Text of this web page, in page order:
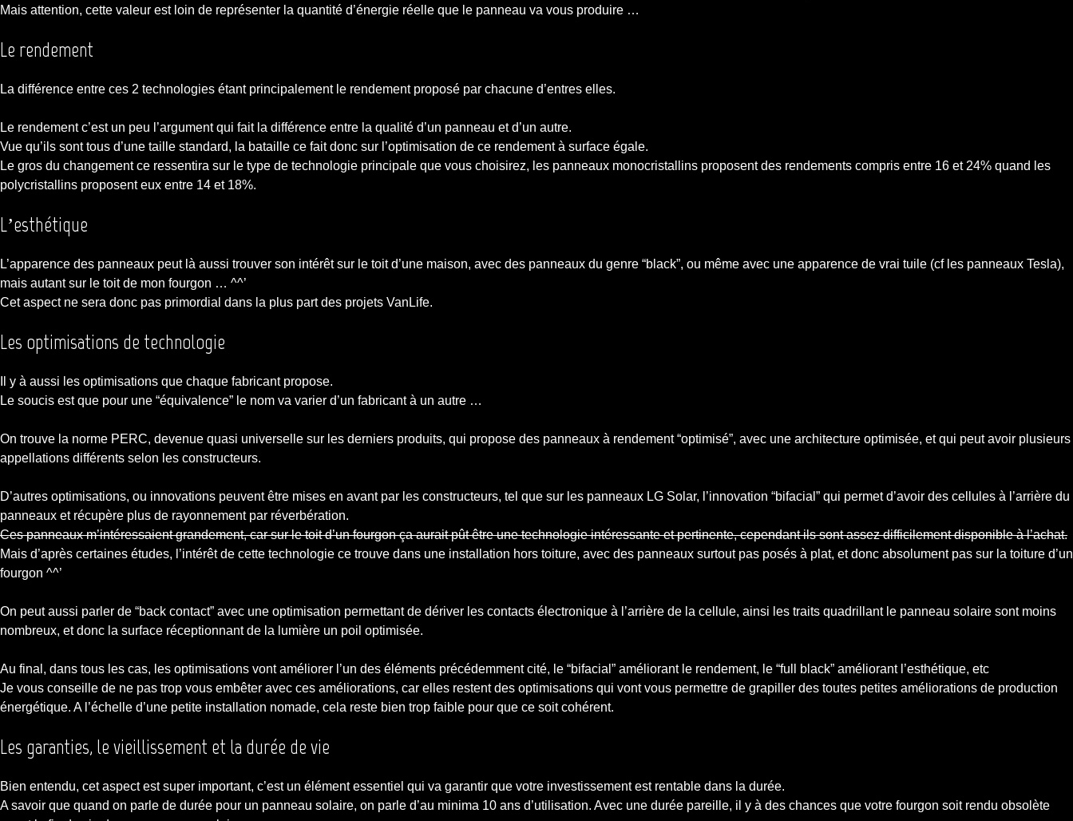
Mais attention, cette valeur est loin de représenter la quantité d’énergie réelle que le panneau va vous produire …
Le rendement
La différence entre ces 2 technologies étant principalement le rendement proposé par chacune d’entres elles.
Le rendement c’est un peu l’argument qui fait la différence entre la qualité d’un panneau et d’un autre.
Vue qu’ils sont tous d’une taille standard, la bataille ce fait donc sur l’optimisation de ce rendement à surface égale.
Le gros du changement ce ressentira sur le type de technologie principale que vous choisirez, les panneaux monocristallins proposent des rendements compris entre 16 et 24% quand les
polycristallins proposent eux entre 14 et 18%.
L’esthétique
L’apparence des panneaux peut là aussi trouver son intérêt sur le toit d’une maison, avec des panneaux du genre “black”, ou même avec une apparence de vrai tuile (cf les panneaux Tesla),
mais autant sur le toit de mon fourgon … ^^’
Cet aspect ne sera donc pas primordial dans la plus part des projets VanLife.
Les optimisations de technologie
Il y à aussi les optimisations que chaque fabricant propose.
Le soucis est que pour une “équivalence” le nom va varier d’un fabricant à un autre …
On trouve la norme PERC, devenue quasi universelle sur les derniers produits, qui propose des panneaux à rendement “optimisé”, avec une architecture optimisée, et qui peut avoir plusieurs
appellations différents selon les constructeurs.
D’autres optimisations, ou innovations peuvent être mises en avant par les constructeurs, tel que sur les panneaux LG Solar, l’innovation “bifacial” qui permet d’avoir des cellules à l’arrière du
panneaux et récupère plus de rayonnement par réverbération.
Ces panneaux m’intéressaient grandement, car sur le toit d’un fourgon ça aurait pût être une technologie intéressante et pertinente, cependant ils sont assez difficilement disponible à l’achat.
Mais d’après certaines études, l’intérêt de cette technologie ce trouve dans une installation hors toiture, avec des panneaux surtout pas posés à plat, et donc absolument pas sur la toiture d’un
fourgon ^^’
On peut aussi parler de “back contact” avec une optimisation permettant de dériver les contacts électronique à l’arrière de la cellule, ainsi les traits quadrillant le panneau solaire sont moins
nombreux, et donc la surface réceptionnant de la lumière un poil optimisée.
Au final, dans tous les cas, les optimisations vont améliorer l’un des éléments précédemment cité, le “bifacial” améliorant le rendement, le “full black” améliorant l’esthétique, etc
Je vous conseille de ne pas trop vous embêter avec ces améliorations, car elles restent des optimisations qui vont vous permettre de grapiller des toutes petites améliorations de production
énergétique. A l’échelle d’une petite installation nomade, cela reste bien trop faible pour que ce soit cohérent.
Les garanties, le vieillissement et la durée de vie
Bien entendu, cet aspect est super important, c’est un élément essentiel qui va garantir que votre investissement est rentable dans la durée.
A savoir que quand on parle de durée pour un panneau solaire, on parle d’au minima 10 ans d’utilisation. Avec une durée pareille, il y à des chances que votre fourgon soit rendu obsolète